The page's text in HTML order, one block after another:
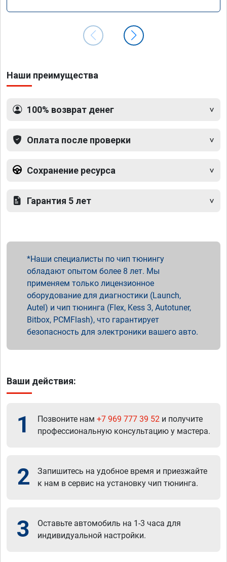
Наши преимущества
100% возврат денег
Оплата после проверки
Сохранение ресурса
Гарантия 5 лет
Наши специалисты по чип тюнингу
обладают опытом более 8 лет. Мы
применяем только лицензионное
оборудование для диагностики (Launch,
Autel) и чип тюнинга (Flex, Kess 3, Autotuner,
Bitbox, PCMFlash), что гарантирует
безопасность для электроники вашего авто.
Ваши действия:
1 Позвоните нам +7 969 777 39 52 и получите
профессиональную консультацию у мастера.
2
Запишитесь на удобное время и приезжайте
к нам в сервис на установку чип тюнинга.
3
Оставьте автомобиль на 1-3 часа для
индивидуальной настройки.